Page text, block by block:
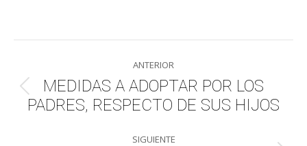
WhatsAppLinkedInFacebook
X
Navegación
entre
publicaciones
ANTERIOR
Publicación
anterior:
MEDIDAS A ADOPTAR POR LOS
PADRES, RESPECTO DE SUS HIJOS
SIGUIENTE